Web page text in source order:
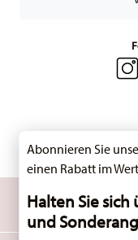
Design &
Abonnieren Sie
einen Rabatt im
Halten Sie
und